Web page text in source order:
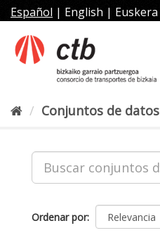
al
contenido
Español | English | Euskera
Conjuntos de datos
Ordenar por